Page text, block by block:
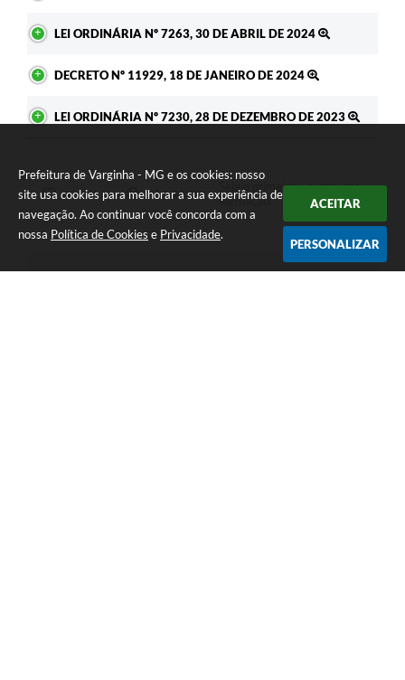
Prefeitura de Varginha - MG e os cookies: nosso
site usa cookies para melhorar a sua experiência de
navegação. Ao continuar você concorda com a
nossa Política de Cookies e Privacidade.
ACEITAR
PERSONALIZAR
LEI ORDINÁRIA Nº 7263, 30 DE ABRIL DE 2024
DECRETO Nº 11929, 18 DE JANEIRO DE 2024
LEI ORDINÁRIA Nº 7230, 28 DE DEZEMBRO DE 2023
GOSTEI NÃO GOSTEI
Seja o primeiro a curtir esta
legislação.